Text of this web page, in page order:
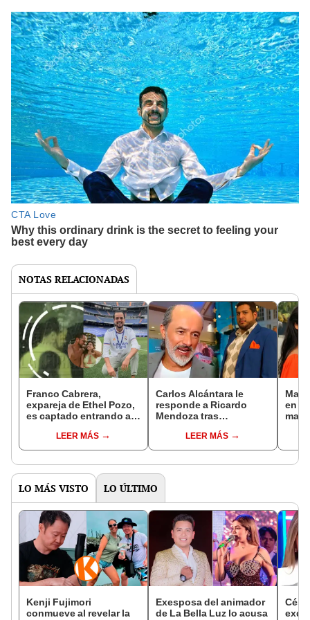
NOTAS RELACIONADAS
Franco Cabrera,
expareja de Ethel Pozo,
es captado entrando a
no es su novia
LEER MÁS
Carlos Alcántara le
responde a Ricardo
Mendoza tras
se dedique a lo suyo"
LEER MÁS
en
LO MÁS VISTO LO ÚLTIMO
Kenji Fujimori
conmueve al revelar la
Exesposa del animador
de La Bella Luz lo acusa